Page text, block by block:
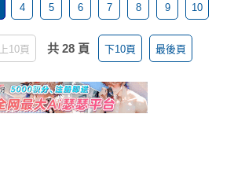
4 5 6 7 8 9 10
上10頁 共 28 頁 下10頁 最後頁